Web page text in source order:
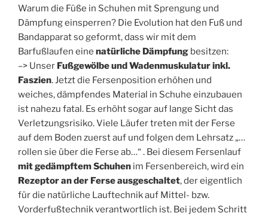
Warum die Füße in Schuhen mit Sprengung und
Dämpfung einsperren? Die Evolution hat den Fuß und
Bandapparat so geformt, dass wir mit dem
Barfußlaufen eine natürliche Dämpfung besitzen:
–> Unser Fußgewölbe und Wadenmuskulatur inkl.
Faszien. Jetzt die Fersenposition erhöhen und
weiches, dämpfendes Material in Schuhe einzubauen
ist nahezu fatal. Es erhöht sogar auf lange Sicht das
Verletzungsrisiko. Viele Läufer treten mit der Ferse
auf dem Boden zuerst auf und folgen dem Lehrsatz „…
rollen sie über die Ferse ab…“ . Bei diesem Fersenlauf
mit gedämpftem Schuhen im Fersenbereich, wird ein
Rezeptor an der Ferseausgeschaltet, der eigentlich
für die natürliche Lauftechnik auf Mittel- bzw.
Vorderfußtechnik verantwortlich ist. Bei jedem Schritt